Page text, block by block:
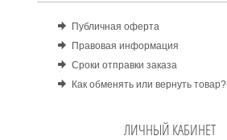
Публичная оферта
Правовая информация
Сроки отправки заказа
Как обменять или вернуть товар?
ЛИЧНЫЙ КАБИНЕТ